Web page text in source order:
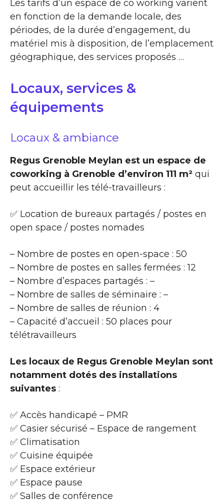
Les tarifs d’un espace de co working varient
en fonction de la demande locale, des
périodes, de la durée d’engagement, du
matériel mis à disposition, de l’emplacement
géographique, des services proposés …
Locaux, services &
équipements
Locaux & ambiance
Regus Grenoble Meylan est un espace de
coworking à Grenoble d’environ 111 m² qui
peut accueillir les télé-travailleurs :
✅ Location de bureaux partagés / postes en
open space / postes nomades
– Nombre de postes en open-space : 50
– Nombre de postes en salles fermées : 12
– Nombre d’espaces partagés : –
– Nombre de salles de séminaire : –
– Nombre de salles de réunion : 4
– Capacité d’accueil : 50 places pour
télétravailleurs
Les locaux de Regus Grenoble Meylan sont
notamment dotés des installations
suivantes :
✅ Accès handicapé – PMR
✅ Casier sécurisé – Espace de rangement
✅ Climatisation
✅ Cuisine équipée
✅ Espace extérieur
✅ Espace pause
✅ Salles de conférence